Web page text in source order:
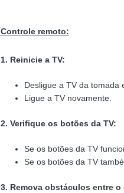
Controle remoto:
1. Reinicie a TV:
Desligue a TV da tomada
Ligue a TV novamente.
2. Verifique os botões da TV:
Se os botões da TV
Se os botões da TV
3. Remova obstáculos entre o